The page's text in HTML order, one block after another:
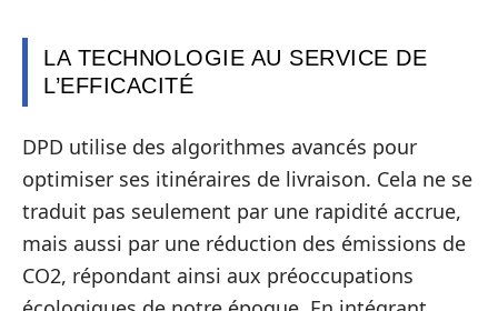
LA TECHNOLOGIE AU SERVICE DE
L’EFFICACITÉ
DPD utilise des algorithmes avancés pour
optimiser ses itinéraires de livraison. Cela ne se
traduit pas seulement par une rapidité accrue,
mais aussi par une réduction des émissions de
CO2, répondant ainsi aux préoccupations